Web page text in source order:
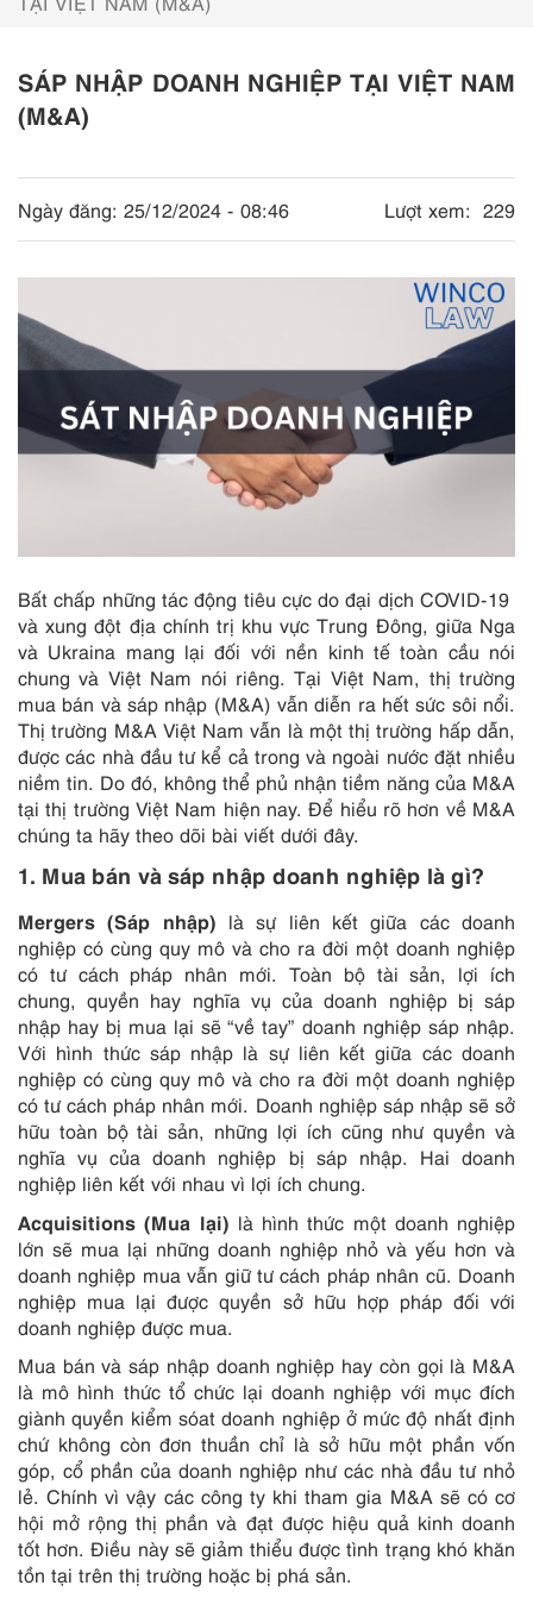
SÁP NHẬP DOANH NGHIỆP TẠI VIỆT NAM
(M&A)
Ngày đăng: 25/12/2024 - 08:46 Lượt xem: 229
Bất chấp những tác động tiêu cực do đại dịch COVID-19
và xung đột địa chính trị khu vực Trung Đông, giữa Nga
và Ukraina mang lại đối với nền kinh tế toàn cầu nói
chung và Việt Nam nói riêng. Tại Việt Nam, thị trường
mua bán và sáp nhập (M&A) vẫn diễn ra hết sức sôi nổi.
Thị trường M&A Việt Nam vẫn là một thị trường hấp dẫn,
được các nhà đầu tư kể cả trong và ngoài nước đặt nhiều
niềm tin. Do đó, không thể phủ nhận tiềm năng của M&A
tại thị trường Việt Nam hiện nay. Để hiểu rõ hơn về M&A
chúng ta hãy theo dõi bài viết dưới đây.
1. Mua bán và sáp nhập doanh nghiệp là gì?
Mergers (Sáp nhập) là sự liên kết giữa các doanh
nghiệp có cùng quy mô và cho ra đời một doanh nghiệp
có tư cách pháp nhân mới. Toàn bộ tài sản, lợi ích
chung, quyền hay nghĩa vụ của doanh nghiệp bị sáp
nhập hay bị mua lại sẽ “về tay” doanh nghiệp sáp nhập.
Với hình thức sáp nhập là sự liên kết giữa các doanh
nghiệp có cùng quy mô và cho ra đời một doanh nghiệp
có tư cách pháp nhân mới. Doanh nghiệp sáp nhập sẽ sở
hữu toàn bộ tài sản, những lợi ích cũng như quyền và
nghĩa vụ của doanh nghiệp bị sáp nhập. Hai doanh
nghiệp liên kết với nhau vì lợi ích chung.
Acquisitions (Mua lại) là hình thức một doanh nghiệp
lớn sẽ mua lại những doanh nghiệp nhỏ và yếu hơn và
doanh nghiệp mua vẫn giữ tư cách pháp nhân cũ. Doanh
nghiệp mua lại được quyền sở hữu hợp pháp đối với
doanh nghiệp được mua.
Mua bán và sáp nhập doanh nghiệp hay còn gọi là M&A
là mô hình thức tổ chức lại doanh nghiệp với mục đích
giành quyền kiểm sóat doanh nghiệp ở mức độ nhất định
chứ không còn đơn thuần chỉ là sở hữu một phần vốn
góp, cổ phần của doanh nghiệp như các nhà đầu tư nhỏ
lẻ. Chính vì vậy các công ty khi tham gia M&A sẽ có cơ
hội mở rộng thị phần và đạt được hiệu quả kinh doanh
tốt hơn. Điều này sẽ giảm thiểu được tình trạng khó khăn
tồn tại trên thị trường hoặc bị phá sản.